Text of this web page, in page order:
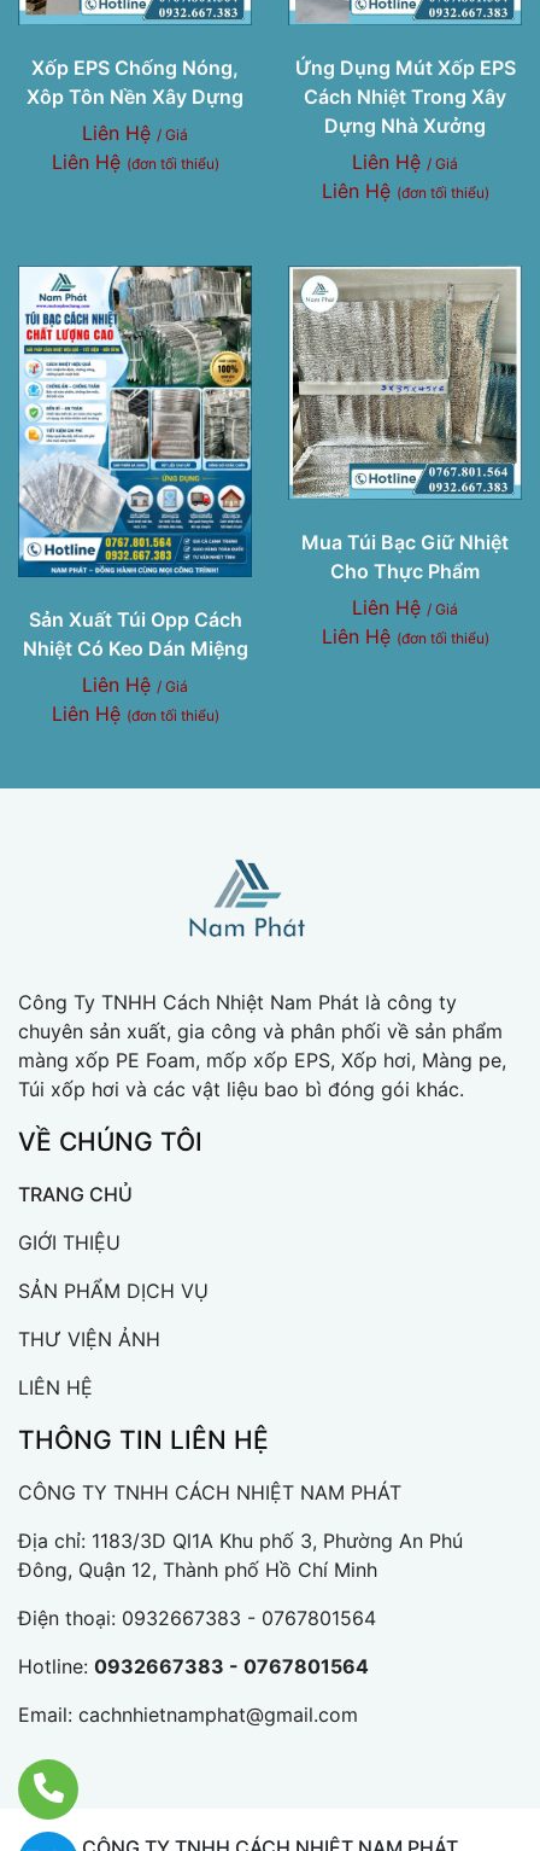
Xốp EPS Chống Nóng,
Xôp Tôn Nền Xây Dựng
Liên Hệ / Giá
Liên Hệ (đơn tối thiểu)
Ứng Dụng Mút Xốp EPS
Cách Nhiệt Trong Xây
Dựng Nhà Xưởng
Liên Hệ / Giá
Liên Hệ (đơn tối thiểu)
Sản Xuất Túi Opp Cách
Nhiệt Có Keo Dán Miệng
Liên Hệ / Giá
Liên Hệ (đơn tối thiểu)
Mua Túi Bạc Giữ Nhiệt
Cho Thực Phẩm
Liên Hệ / Giá
Liên Hệ (đơn tối thiểu)
Công Ty TNHH Cách Nhiệt Nam Phát là công ty
chuyên sản xuất, gia công và phân phối về sản phẩm
màng xốp PE Foam, mốp xốp EPS, Xốp hơi, Màng pe,
Túi xốp hơi và các vật liệu bao bì đóng gói khác.
VỀ CHÚNG TÔI
TRANG CHỦ
GIỚI THIỆU
SẢN PHẨM DỊCH VỤ
THƯ VIỆN ẢNH
LIÊN HỆ
THÔNG TIN LIÊN HỆ
CÔNG TY TNHH CÁCH NHIỆT NAM PHÁT
Địa chỉ: 1183/3D Ql1A Khu phố 3, Phường An Phú
Đông, Quận 12, Thành phố Hồ Chí Minh
Điện thoại: 0932667383 - 0767801564
Hotline: 0932667383 - 0767801564
Email: cachnhietnamphat@gmail.com